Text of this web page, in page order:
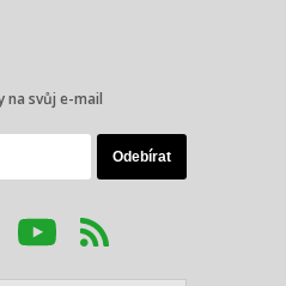
na svůj e-mail